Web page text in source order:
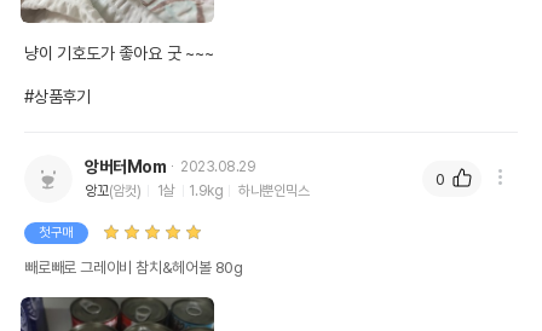
냥이 기호도가 좋아요 굿 ~~~
#상품후기
앙버터Mom
2023.08.29
앙꼬(암컷) 1살 1.9kg 하나뿐인믹스
첫구매
빼로빼로 그레이비 참치&헤어볼 80g
0